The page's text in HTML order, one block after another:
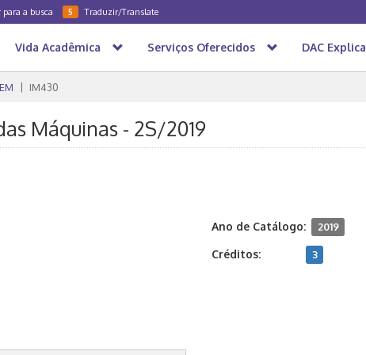
para a busca 5 Traduzir/Translate
Vida Acadêmica Serviços Oferecidos DAC Explica
IM430
Máquinas - 2S/2019
Ano de Catálogo: 2019
Créditos: 3